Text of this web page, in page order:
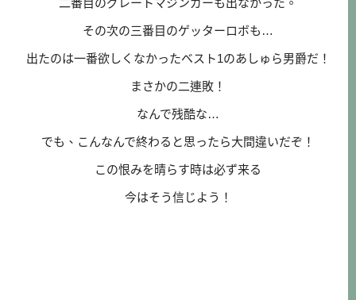
二番目のグレートマジンガーも出なかった。
その次の三番目のゲッターロボも…
出たのは一番欲しくなかったベスト1のあしゅら男爵だ！
まさかの二連敗！
なんで残酷な…
でも、こんなんで終わると思ったら大間違いだぞ！
この恨みを晴らす時は必ず来る
今はそう信じよう！